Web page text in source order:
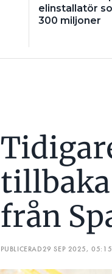
elinstallatör
300 miljoner
från
PUBLICERAD29 SEP 2025, 05:15